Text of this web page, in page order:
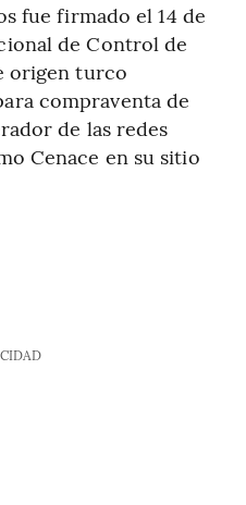
fue firmado el 14 de
de Control de
origen turco
compraventa de
de las redes
Cenace en su sitio